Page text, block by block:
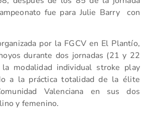
fue para Julie Barry con
por la FGCV en El Plantío,
durante dos jornadas (21 y 22
modalidad individual stroke play
a la práctica totalidad de la élite
Valenciana en sus dos
y femenino.